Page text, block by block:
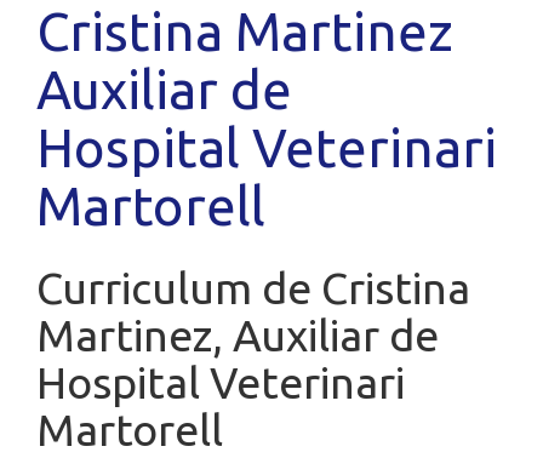
Cristina Martinez
Auxiliar de
Hospital Veterinari
Martorell
Curriculum de Cristina
Martinez, Auxiliar de
Hospital Veterinari
Martorell